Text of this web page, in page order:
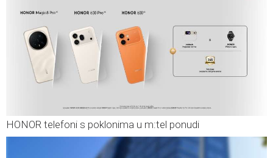
HONOR telefoni s poklonima u m:tel ponudi